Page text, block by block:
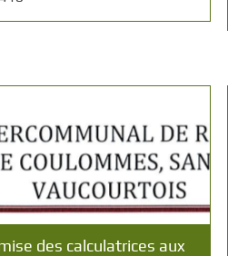
des calculatrices aux